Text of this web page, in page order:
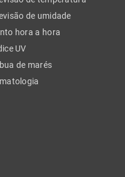
de umidade
hora a hora
UV
de marés